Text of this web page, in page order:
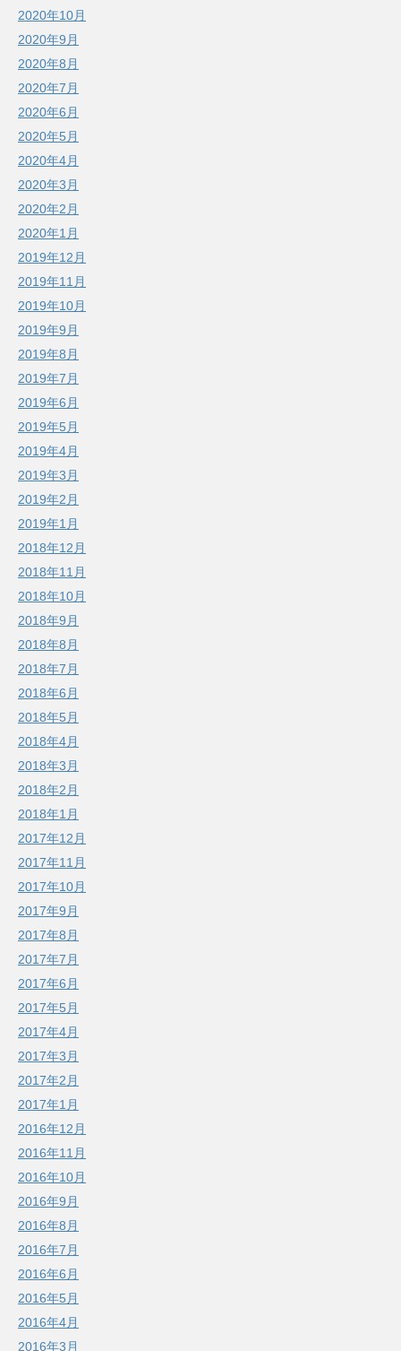
2020年10月
2020年9月
2020年8月
2020年7月
2020年6月
2020年5月
2020年4月
2020年3月
2020年2月
2020年1月
2019年12月
2019年11月
2019年10月
2019年9月
2019年8月
2019年7月
2019年6月
2019年5月
2019年4月
2019年3月
2019年2月
2019年1月
2018年12月
2018年11月
2018年10月
2018年9月
2018年8月
2018年7月
2018年6月
2018年5月
2018年4月
2018年3月
2018年2月
2018年1月
2017年12月
2017年11月
2017年10月
2017年9月
2017年8月
2017年7月
2017年6月
2017年5月
2017年4月
2017年3月
2017年2月
2017年1月
2016年12月
2016年11月
2016年10月
2016年9月
2016年8月
2016年7月
2016年6月
2016年5月
2016年4月
2016年3月